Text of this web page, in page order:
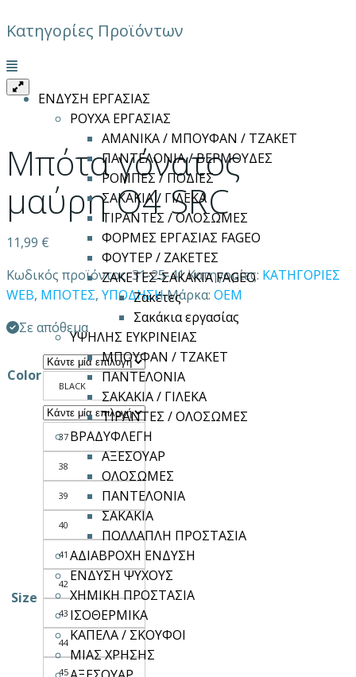
Κατηγορίες Προϊόντων
Μενού
ΕΝΔΥΣΗ ΕΡΓΑΣΙΑΣ
ΡΟΥΧΑ ΕΡΓΑΣΙΑΣ
ΑΜΑΝΙΚΑ / ΜΠΟΥΦΑΝ / ΤΖΑΚΕΤ
ΠΑΝΤΕΛΟΝΙΑ / ΒΕΡΜΟΥΔΕΣ
ΡΟΜΠΕΣ / ΠΟΔΙΕΣ
ΣΑΚΑΚΙΑ / ΓΙΛΕΚΑ
ΤΙΡΑΝΤΕΣ / ΟΛΟΣΩΜΕΣ
ΦΟΡΜΕΣ ΕΡΓΑΣΙΑΣ FAGEO
ΦΟΥΤΕΡ / ΖΑΚΕΤΕΣ
ΖΑΚΕΤΕΣ-ΣΑΚΑΚΙΑ FAGEO
Ζακέτες
Σακάκια εργασίας
ΥΨΗΛΗΣ ΕΥΚΡΙΝΕΙΑΣ
ΜΠΟΥΦΑΝ / ΤΖΑΚΕΤ
ΠΑΝΤΕΛΟΝΙΑ
ΣΑΚΑΚΙΑ / ΓΙΛΕΚΑ
ΤΙΡΑΝΤΕΣ / ΟΛΟΣΩΜΕΣ
ΒΡΑΔΥΦΛΕΓΗ
ΑΞΕΣΟΥΑΡ
ΟΛΟΣΩΜΕΣ
ΠΑΝΤΕΛΟΝΙΑ
ΣΑΚΑΚΙΑ
ΠΟΛΛΑΠΛΗ ΠΡΟΣΤΑΣΙΑ
ΑΔΙΑΒΡΟΧΗ ΕΝΔΥΣΗ
ΕΝΔΥΣΗ ΨΥΧΟΥΣ
ΧΗΜΙΚΗ ΠΡΟΣΤΑΣΙΑ
ΙΣΟΘΕΡΜΙΚΑ
ΚΑΠΕΛΑ / ΣΚΟΥΦΟΙ
ΜΙΑΣ ΧΡΗΣΗΣ
Μπότα γόνατος
μαύρη O4 SRC
11,99 €
Κωδικός προϊόντος:31-25-41Κατηγορίες: ΚΑΤΗΓΟΡΙΕΣ
WEB, ΜΠΟΤΕΣ, ΥΠΟΔΗΣΗΜάρκα: OEM
Σε απόθεμα
Color
BLACK
Size
37
38
39
40
41
42
43
44
45